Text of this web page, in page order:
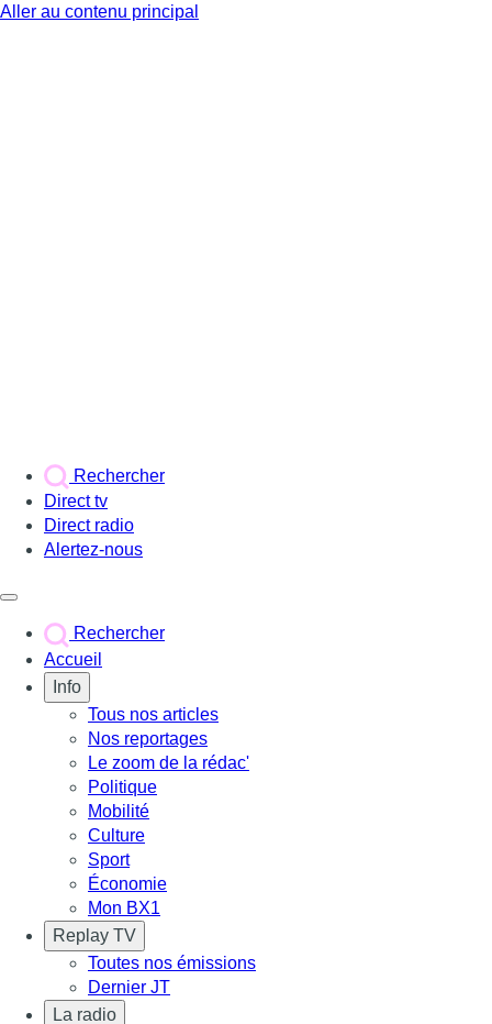
Aller au contenu principal
Rechercher
Direct tv
Direct radio
Alertez-nous
Rechercher
Accueil
Info
Tous nos articles
Nos reportages
Le zoom de la rédac'
Politique
Mobilité
Culture
Sport
Économie
Mon BX1
Replay TV
Toutes nos émissions
Dernier JT
La radio